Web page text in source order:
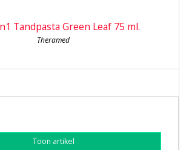
Tandpasta Green Leaf 75 ml.
Theramed
Toon artikel